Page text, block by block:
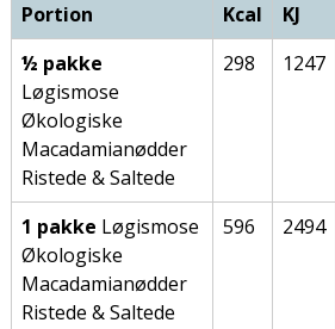
Portion Kcal KJ
½ pakke
Løgismose
Økologiske
Macadamianødder
Ristede & Saltede
298 1247
1 pakke Løgismose
Økologiske
Macadamianødder
Ristede & Saltede
596 2494